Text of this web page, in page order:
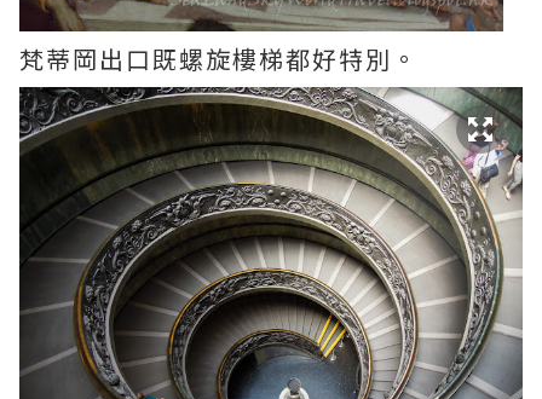
梵蒂岡出口既螺旋樓梯都好特別。